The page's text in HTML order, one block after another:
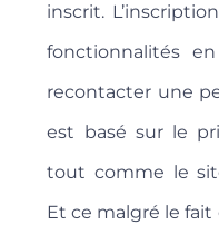
inscrit.
fonctionnalités
recontacter une
est basé sur le
tout comme le
Et ce malgré le